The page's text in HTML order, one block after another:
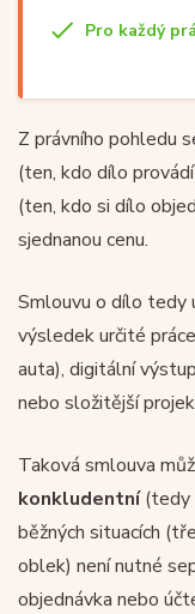
Pro každý
Z právního pohledu
(ten, kdo dílo
(ten, kdo si dílo
sjednanou cenu.
Smlouvu o dílo tedy
výsledek určité
auta), digitální
nebo složitější
Taková smlouva
konkludentní(tedy
běžných situacích
oblek) není nutné
objednávka nebo